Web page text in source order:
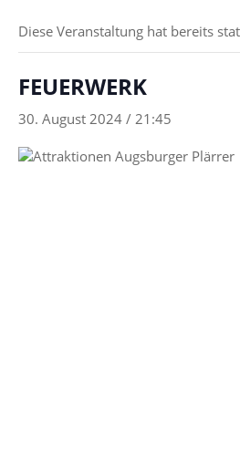
Diese Veranstaltung hat bereits
FEUERWERK
30. August 2024 / 21:45